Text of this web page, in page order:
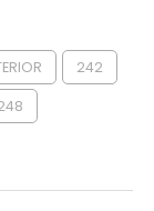
242